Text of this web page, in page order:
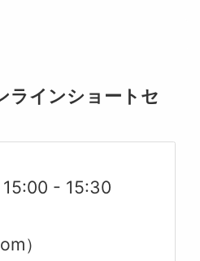
ラインショートセ
- 15:30
）